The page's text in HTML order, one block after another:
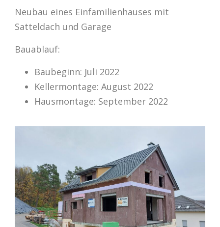
Neubau eines Einfamilienhauses mit
Satteldach und Garage
Bauablauf:
Baubeginn: Juli 2022
Kellermontage: August 2022
Hausmontage: September 2022